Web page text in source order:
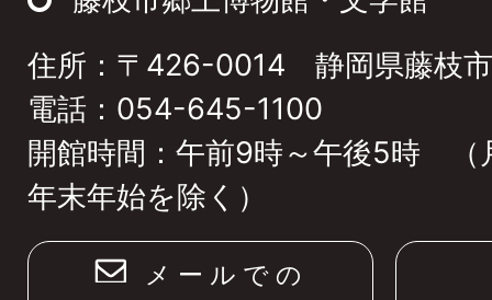
ッ
プ
住所：〒426-0014 静岡県藤枝
電話：054-645-1100
開館時間：午前9時～午後5時 （
年末年始を除く）
メールでの